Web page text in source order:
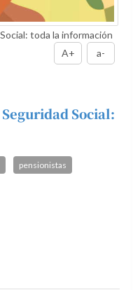
toda la información
A+
a-
Social:
pensionistas